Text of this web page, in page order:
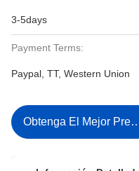
3-5days
Payment Terms:
Paypal, TT, Western Union
Obtenga El Mejor